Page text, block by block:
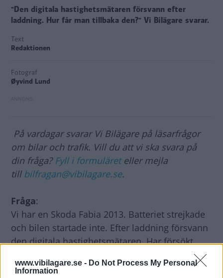
www.vibilagare.se - Do Not Process My Personal
Information
"Den digitala hastighetsmätaren försvann efter
laddning. Hur får man tillbaka den?" Vi Bilägare svarar.
Text
Redaktionen
Fotograf
Øyvind Lund
På vardagar svarar Vi Bilägare på läsarfrågor
om bilar och trafik. Vill du att vi ska svara på
din fråga? Fyll i formuläreteller mejla
till bilfragan@vibilagare.se.
Fråga:
Vi har en Skoda Fabia 2013. Batteriet strejkade
och bilen startade inte. Efter laddning försvann
den digitala hastighetsmätaren. Har försökt
med knapparna som man ställer klockan med –
funkar inte. Hur gör man?